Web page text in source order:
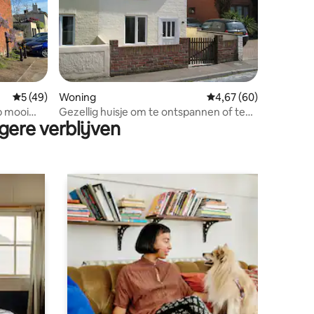
Gemiddelde beoordeling van 5 op 5, 49 recensies
5 (49)
mooi
Woning Gemiddelde
4,67 (60)
Gezellig huisje om te ontspannen of te
ontdekken
verblijven